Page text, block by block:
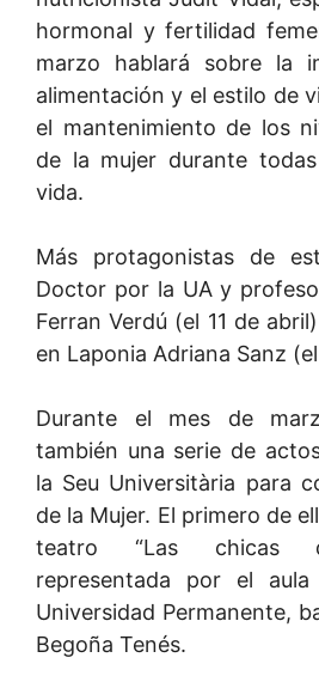
hormonal y fertilidad
marzo hablará sobre la
alimentación y el estilo de
el mantenimiento de los
de la mujer durante
vida.
Más protagonistas de
Doctor por la UA y
Ferran Verdú (el 11 de
en Laponia Adriana Sanz
Durante el mes de
también una serie de
la Seu Universitària para
de la Mujer. El primero de
teatro “Las chicas
representada por el
Universidad Permanente,
Begoña Tenés.